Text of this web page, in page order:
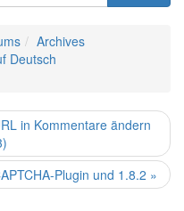
Archives
Deutsch
in Kommentare ändern
Plugin und 1.8.2 »